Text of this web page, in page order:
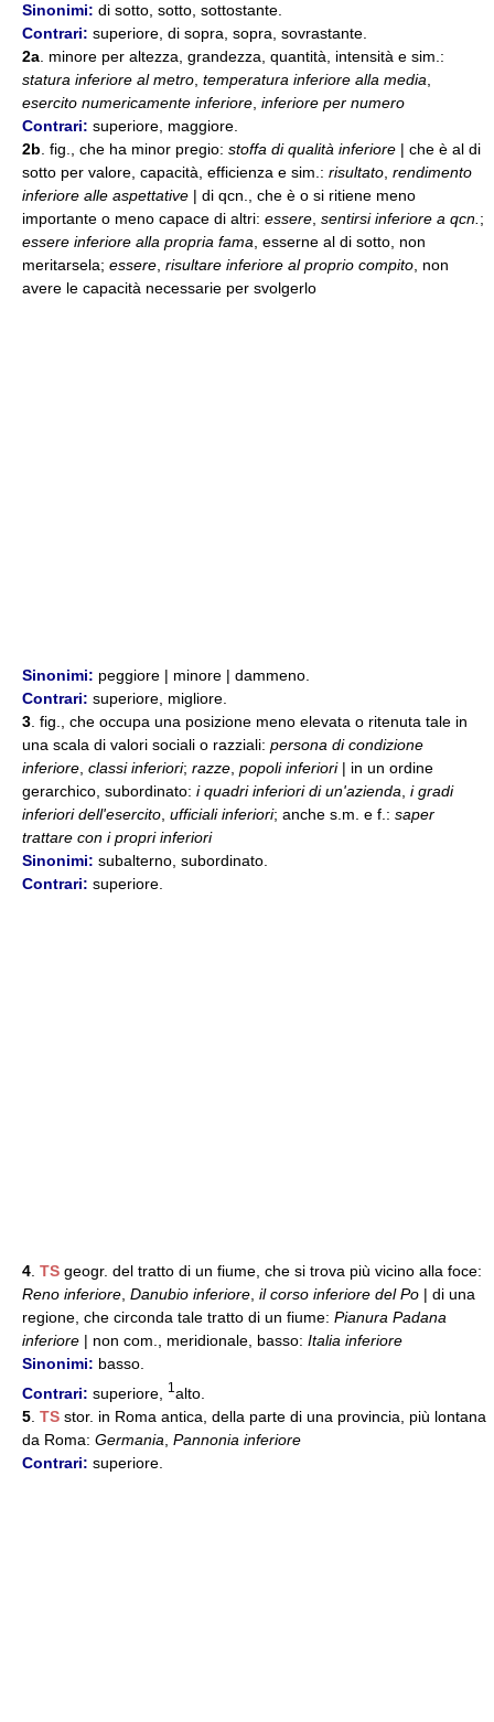
Sinonimi: di sotto, sotto, sottostante.
Contrari: superiore, di sopra, sopra, sovrastante.
2a . minore per altezza, grandezza, quantità, intensità e sim.:
statura inferiore al metro temperatura inferiore alla media
esercito numericamente inferiore inferiore per numero
Contrari: superiore, maggiore.
2b . fig., che ha minor pregio: stoffa di qualità inferiore | che è al di
sotto per valore, capacità, efficienza e sim.: risultato rendimento
inferiore alle aspettative | di qcn., che è o si ritiene meno
importante o meno capace di altri: essere sentirsi inferiore a qcn. ;
essere inferiore alla propria fama , esserne al di sotto, non
meritarsela; essere risultare inferiore al proprio compito , non
avere le capacità necessarie per svolgerlo
Sinonimi: peggiore | minore | dammeno.
Contrari: superiore, migliore.
3 . fig., che occupa una posizione meno elevata o ritenuta tale in
una scala di valori sociali o razziali: persona di condizione
inferiore classi inferiori; razze popoli inferiori| in un ordine
gerarchico, subordinato: i quadri inferiori di un'azienda i gradi
inferiori dell'esercito ufficiali inferiori; anche s.m. e f.: saper
trattare con i propri inferiori
Sinonimi: subalterno, subordinato.
Contrari: superiore.
4 TS geogr. del tratto di un fiume, che si trova più vicino alla foce:
Reno inferiore Danubio inferiore il corso inferiore del Po | di una
regione, che circonda tale tratto di un fiume: Pianura Padana
inferiore | non com., meridionale, basso: Italia inferiore
Sinonimi: basso.
Contrari: superiore, 1 alto.
5 TS stor. in Roma antica, della parte di una provincia, più lontana
da Roma: Germania Pannonia inferiore
Contrari: superiore.